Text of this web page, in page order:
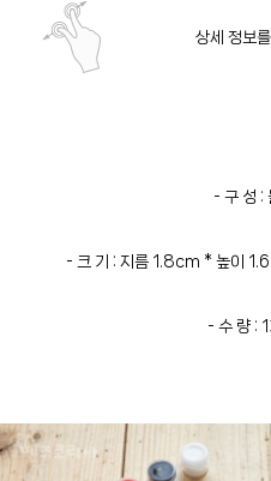
상세 정보
- 구 성 :
- 크 기 : 지름 1.8cm * 높이
- 수 량 :